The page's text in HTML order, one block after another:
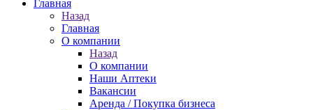
Главная
Назад
Главная
О компании
Назад
О компании
Наши Аптеки
Вакансии
Аренда / Покупка бизнеса